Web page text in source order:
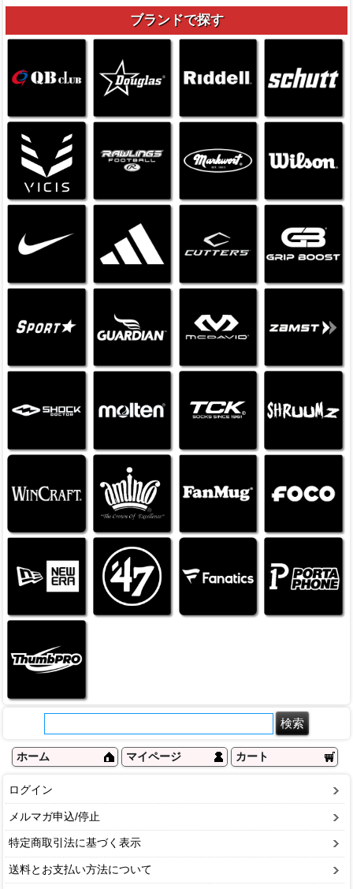
ブランドで探す
ホーム マイページ カート
ログイン
メルマガ申込/停止
特定商取引法に基づく表示
送料とお支払い方法について